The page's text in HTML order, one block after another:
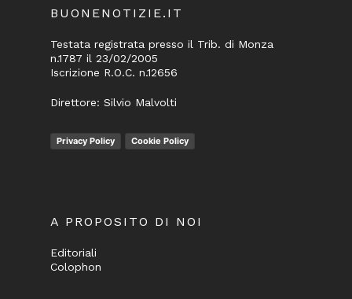
BUONENOTIZIE.IT
Testata registrata presso il Trib. di Monza
n.1787 il 23/02/2005
Iscrizione R.O.C. n.12656
Direttore: Silvio Malvolti
Privacy Policy Cookie Policy
A PROPOSITO DI NOI
Editoriali
Colophon